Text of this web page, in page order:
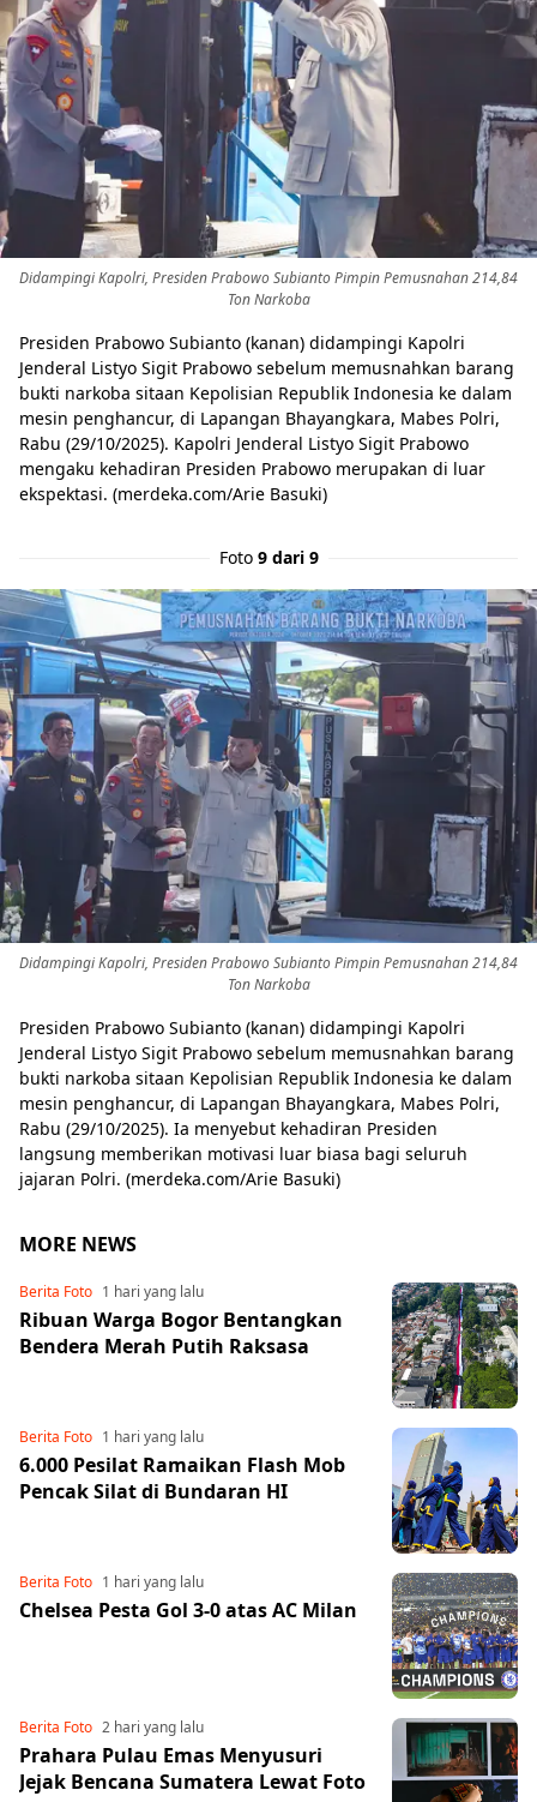
Didampingi Kapolri, Presiden Prabowo Subianto Pimpin Pemusnahan 214,84
Ton Narkoba
Presiden Prabowo Subianto (kanan) didampingi Kapolri
Jenderal Listyo Sigit Prabowo sebelum memusnahkan barang
bukti narkoba sitaan Kepolisian Republik Indonesia ke dalam
mesin penghancur, di Lapangan Bhayangkara, Mabes Polri,
Rabu (29/10/2025). Kapolri Jenderal Listyo Sigit Prabowo
mengaku kehadiran Presiden Prabowo merupakan di luar
ekspektasi. (merdeka.com/Arie Basuki)
Foto 9 dari 9
Didampingi Kapolri, Presiden Prabowo Subianto Pimpin Pemusnahan 214,84
Ton Narkoba
Presiden Prabowo Subianto (kanan) didampingi Kapolri
Jenderal Listyo Sigit Prabowo sebelum memusnahkan barang
bukti narkoba sitaan Kepolisian Republik Indonesia ke dalam
mesin penghancur, di Lapangan Bhayangkara, Mabes Polri,
Rabu (29/10/2025). Ia menyebut kehadiran Presiden
langsung memberikan motivasi luar biasa bagi seluruh
jajaran Polri. (merdeka.com/Arie Basuki)
MORE NEWS
Berita Foto 1 hari yang lalu
Ribuan Warga Bogor Bentangkan
Bendera Merah Putih Raksasa
Berita Foto 1 hari yang lalu
6.000 Pesilat Ramaikan Flash Mob
Pencak Silat di Bundaran HI
Berita Foto 1 hari yang lalu
Chelsea Pesta Gol 3-0 atas AC Milan
Berita Foto 2 hari yang lalu
Prahara Pulau Emas Menyusuri
Jejak Bencana Sumatera Lewat Foto
Share to others
Pinterest
Mail